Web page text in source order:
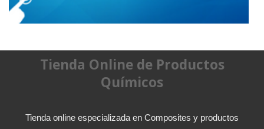
Tienda Online de Productos
Químicos
Tienda online especializada en Composites y productos